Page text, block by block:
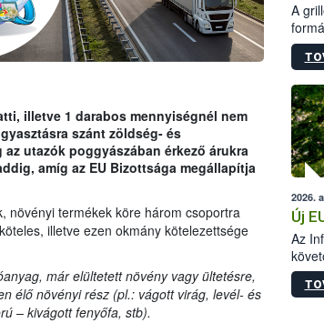
illetve 1 darabos mennyiségnél nem
szánt zöldség- és
utazók poggyászában érkező árukra
amíg az EU Bizottsága megállapítja
növényi termékek köre három csoportra
illetve ezen okmány kötelezettsége
már elültetett növény vagy ültetésre,
élő növényi rész (pl.: vágott virág, levél- és
– kivágott fenyőfa, stb).
A
a
2026.
Új
Az